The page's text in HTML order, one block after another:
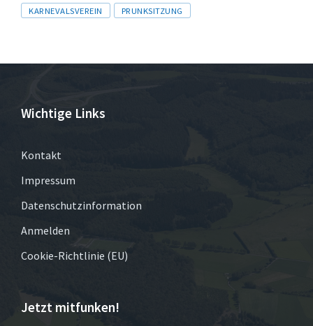
Tags
KARNEVALSVEREIN PRUNKSITZUNG
Wichtige Links
Kontakt
Impressum
Datenschutzinformation
Anmelden
Cookie-Richtlinie (EU)
Jetzt mitfunken!